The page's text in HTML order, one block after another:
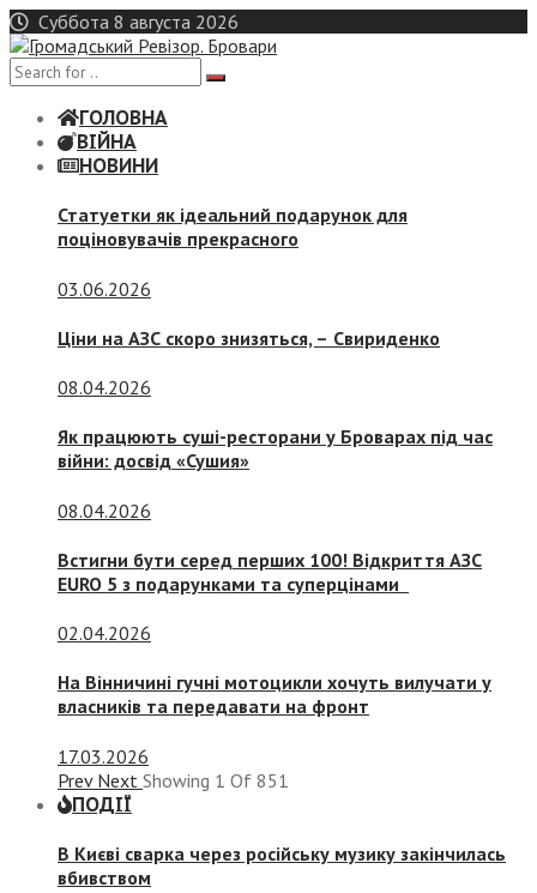
Skip
to
content
Суббота 8 августа 2026
ГОЛОВНА
ВІЙНА
НОВИНИ
Статуетки як ідеальний подарунок для
поціновувачів прекрасного
03.06.2026
Ціни на АЗС скоро знизяться, – Свириденко
08.04.2026
Як працюють суші-ресторани у Броварах під час
війни: досвід «Сушия»
08.04.2026
Встигни бути серед перших 100! Відкриття АЗС
EURO 5 з подарунками та суперцінами
02.04.2026
На Вінничині гучні мотоцикли хочуть вилучати у
власників та передавати на фронт
17.03.2026
Prev Next Showing 1 Of 851
ПОДІЇ
В Києві сварка через російську музику закінчилась
вбивством